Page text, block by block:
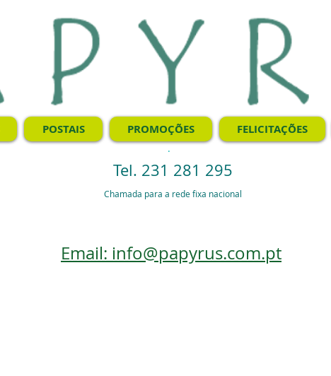
POSTAIS PROMOÇÕES FELICITAÇÕES
.
Tel. 231 281 295
Chamada para a rede fixa nacional
Email: info@papyrus.com.pt